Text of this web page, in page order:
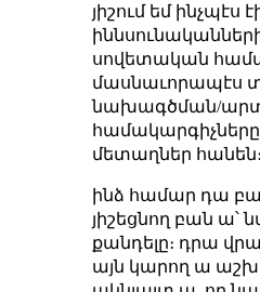
յիշում եմ ինչպէս
սովետական
մասնաւորապէս
նախագծման/
մետաղներ հանեն։
ինձ համար դա
յիշեցնող բան
քանդելը։ դրա
այն կարող ա